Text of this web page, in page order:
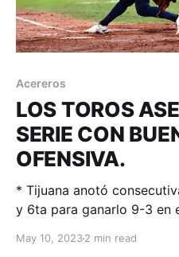
Acereros
LOS TOROS
SERIE CON
OFENSIVA.
* Tijuana anotó
y 6ta para ganarlo 9-3 en
Comunicación. Nick
May 10, 20232 min read